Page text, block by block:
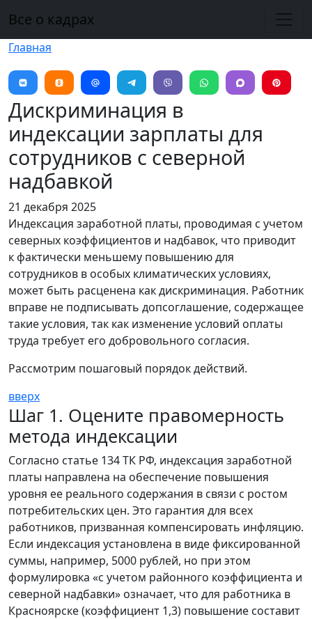
Все о кадрах
Главная
Дискриминация в
индексации зарплаты для
сотрудников с северной
надбавкой
21 декабря 2025
Индексация заработной платы, проводимая с учетом
северных коэффициентов и надбавок, что приводит
к фактически меньшему повышению для
сотрудников в особых климатических условиях,
может быть расценена как дискриминация. Работник
вправе не подписывать допсоглашение, содержащее
такие условия, так как изменение условий оплаты
труда требует его добровольного согласия.
Рассмотрим пошаговый порядок действий.
вверх
Шаг 1. Оцените правомерность
метода индексации
Согласно статье 134 ТК РФ, индексация заработной
платы направлена на обеспечение повышения
уровня ее реального содержания в связи с ростом
потребительских цен. Это гарантия для всех
работников, призванная компенсировать инфляцию.
Если индексация установлена в виде фиксированной
суммы, например, 5000 рублей, но при этом
формулировка «с учетом районного коэффициента и
северной надбавки» означает, что для работника в
Красноярске (коэффициент 1,3) повышение составит